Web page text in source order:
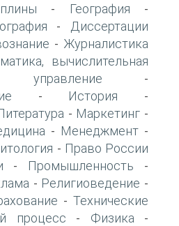
- География -
-
Диссертации
- Журналистика
вычислительная
-
- История -
- Маркетинг -
- Менеджмент -
- Право России
- Промышленность -
- Религиоведение -
- Технические
процесс - Физика -